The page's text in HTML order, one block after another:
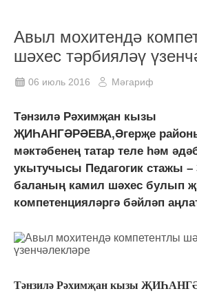
Авыл мохитендә
шәхес тәрбияләү
06 июль 2016 Мәгариф
Тәнзилә Рәхимҗан кызы
ҖИҺАНГӘРӘЕВА,Әгерҗе
мәктәбенең татар теле һәм
укытучысы Педагогик стажы –
баланың камил шәхес булып
компетенцияләргә бәйләп
Тәнзилә Рәхимҗан кызы